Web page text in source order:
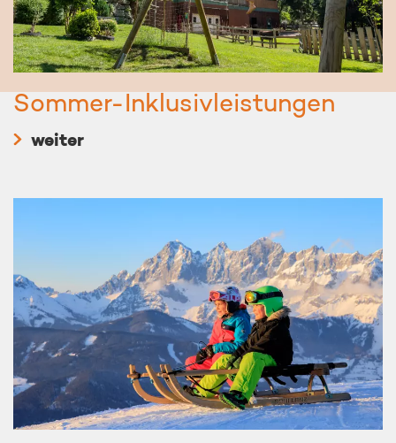
Sommer-Inklusivleistungen
weiter